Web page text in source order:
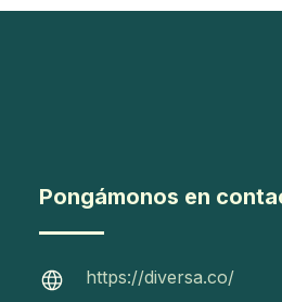
Pongámonos en
https://diversa.co/